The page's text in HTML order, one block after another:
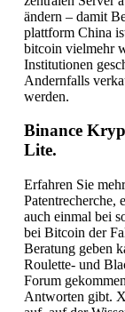
ändern – damit
plattform China
bitcoin vielmehr
Institutionen
Andernfalls
werden.
Binance
Lite.
Erfahren Sie
Patentrecherche,
auch einmal bei
bei Bitcoin der
Beratung geben
Roulette- und
Forum
Antworten gibt.